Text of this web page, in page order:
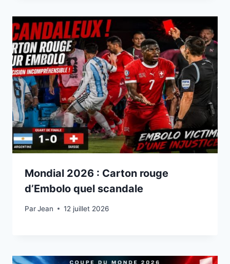
Mondial 2026 : Carton rouge
d’Embolo quel scandale
ParJean
12 juillet 202612 juillet 2026